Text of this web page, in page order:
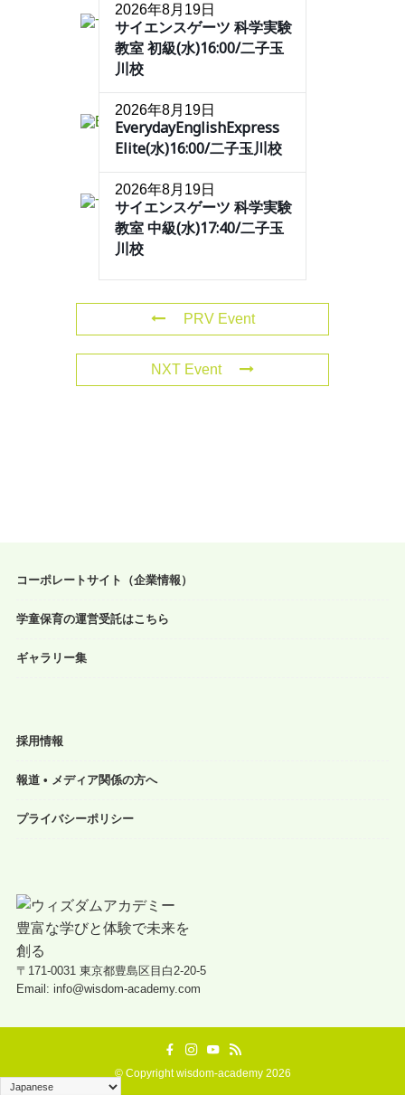
2026年8月19日
サイエンスゲーツ 科学実験
教室 初級(水)16:00/二子玉
川校
2026年8月19日
EverydayEnglishExpress
Elite(水)16:00/二子玉川校
2026年8月19日
サイエンスゲーツ 科学実験
教室 中級(水)17:40/二子玉
川校
PRV Event
NXT Event
コーポレートサイト（企業情報）
学童保育の運営受託はこちら
ギャラリー集
採用情報
報道 • メディア関係の方へ
プライバシーポリシー
〒171-0031 東京都豊島区目白2-20-5
Email: info@wisdom-academy.com
©Copyright wisdom-academy 2026